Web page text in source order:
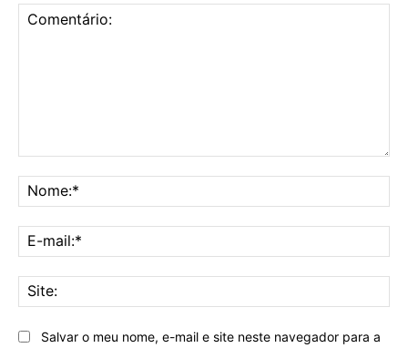
Salvar o meu nome, e-mail e site neste navegador para a